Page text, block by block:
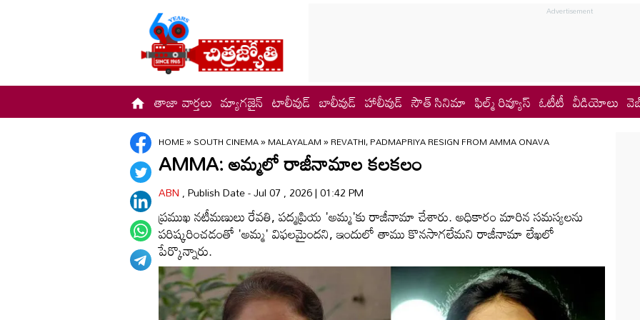
తాజా వార్తలు మ్యాగజైన్ టాలీవుడ్ బాలీవుడ్ హాలీవుడ్ సౌత్ సినిమా ఫిల్మ్ రివ్యూస్ ఓటీటీ వీడియోలు
HOME»SOUTH CINEMA»MALAYALAM»REVATHI, PADMAPRIYA RESIGN FROM AMMA ONAVA
AMMA: అమ్మలో రాజీనామాల కలకలం
ABN, Publish Date - Jul 07 , 2026 | 01:42 PM
ప్రముఖ నటీమణులు రేవతి, పద్మప్రియ 'అమ్మ'కు రాజీనామా చేశారు. అధికారం మారిన సమస్యలను
పరిష్కరించడంతో 'అమ్మ' విఫలమైందని, ఇందులో తాము కొనసాగలేమని రాజీనామా లేఖలో
పేర్కొన్నారు.